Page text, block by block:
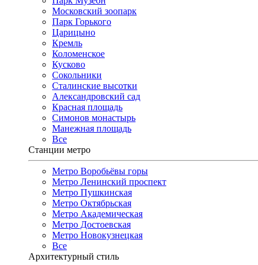
Московский зоопарк
Парк Горького
Царицыно
Кремль
Коломенское
Кусково
Сокольники
Сталинские высотки
Александровский сад
Красная площадь
Симонов монастырь
Манежная площадь
Все
Станции метро
Метро Воробьёвы горы
Метро Ленинский проспект
Метро Пушкинская
Метро Октябрьская
Метро Академическая
Метро Достоевская
Метро Новокузнецкая
Все
Архитектурный стиль